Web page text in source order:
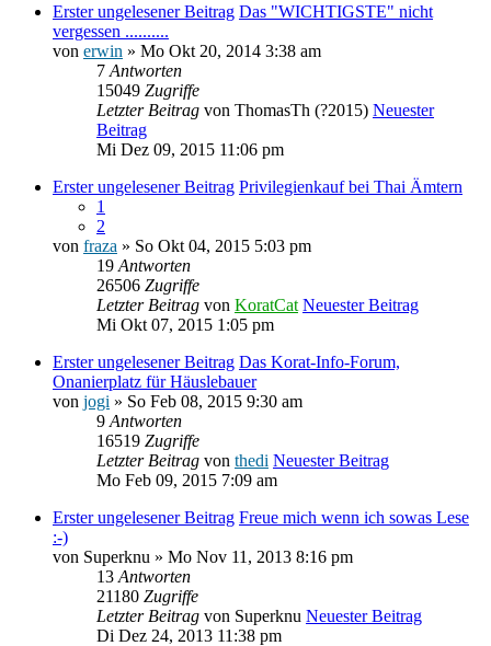
Erster ungelesener Beitrag Das "WICHTIGSTE" nicht
vergessen ..........
von erwin » Mo Okt 20, 2014 3:38 am
7 Antworten
15049 Zugriffe
Letzter Beitrag von ThomasTh (?2015) Neuester
Beitrag
Mi Dez 09, 2015 11:06 pm
Erster ungelesener Beitrag Privilegienkauf bei Thai Ämtern
1
2
von fraza » So Okt 04, 2015 5:03 pm
19 Antworten
26506 Zugriffe
Letzter Beitrag von KoratCat Neuester Beitrag
Mi Okt 07, 2015 1:05 pm
Erster ungelesener Beitrag Das Korat-Info-Forum,
Onanierplatz für Häuslebauer
von jogi » So Feb 08, 2015 9:30 am
9 Antworten
16519 Zugriffe
Letzter Beitrag von thedi Neuester Beitrag
Mo Feb 09, 2015 7:09 am
Erster ungelesener Beitrag Freue mich wenn ich sowas Lese
:-)
von Superknu » Mo Nov 11, 2013 8:16 pm
13 Antworten
21180 Zugriffe
Letzter Beitrag von Superknu Neuester Beitrag
Di Dez 24, 2013 11:38 pm